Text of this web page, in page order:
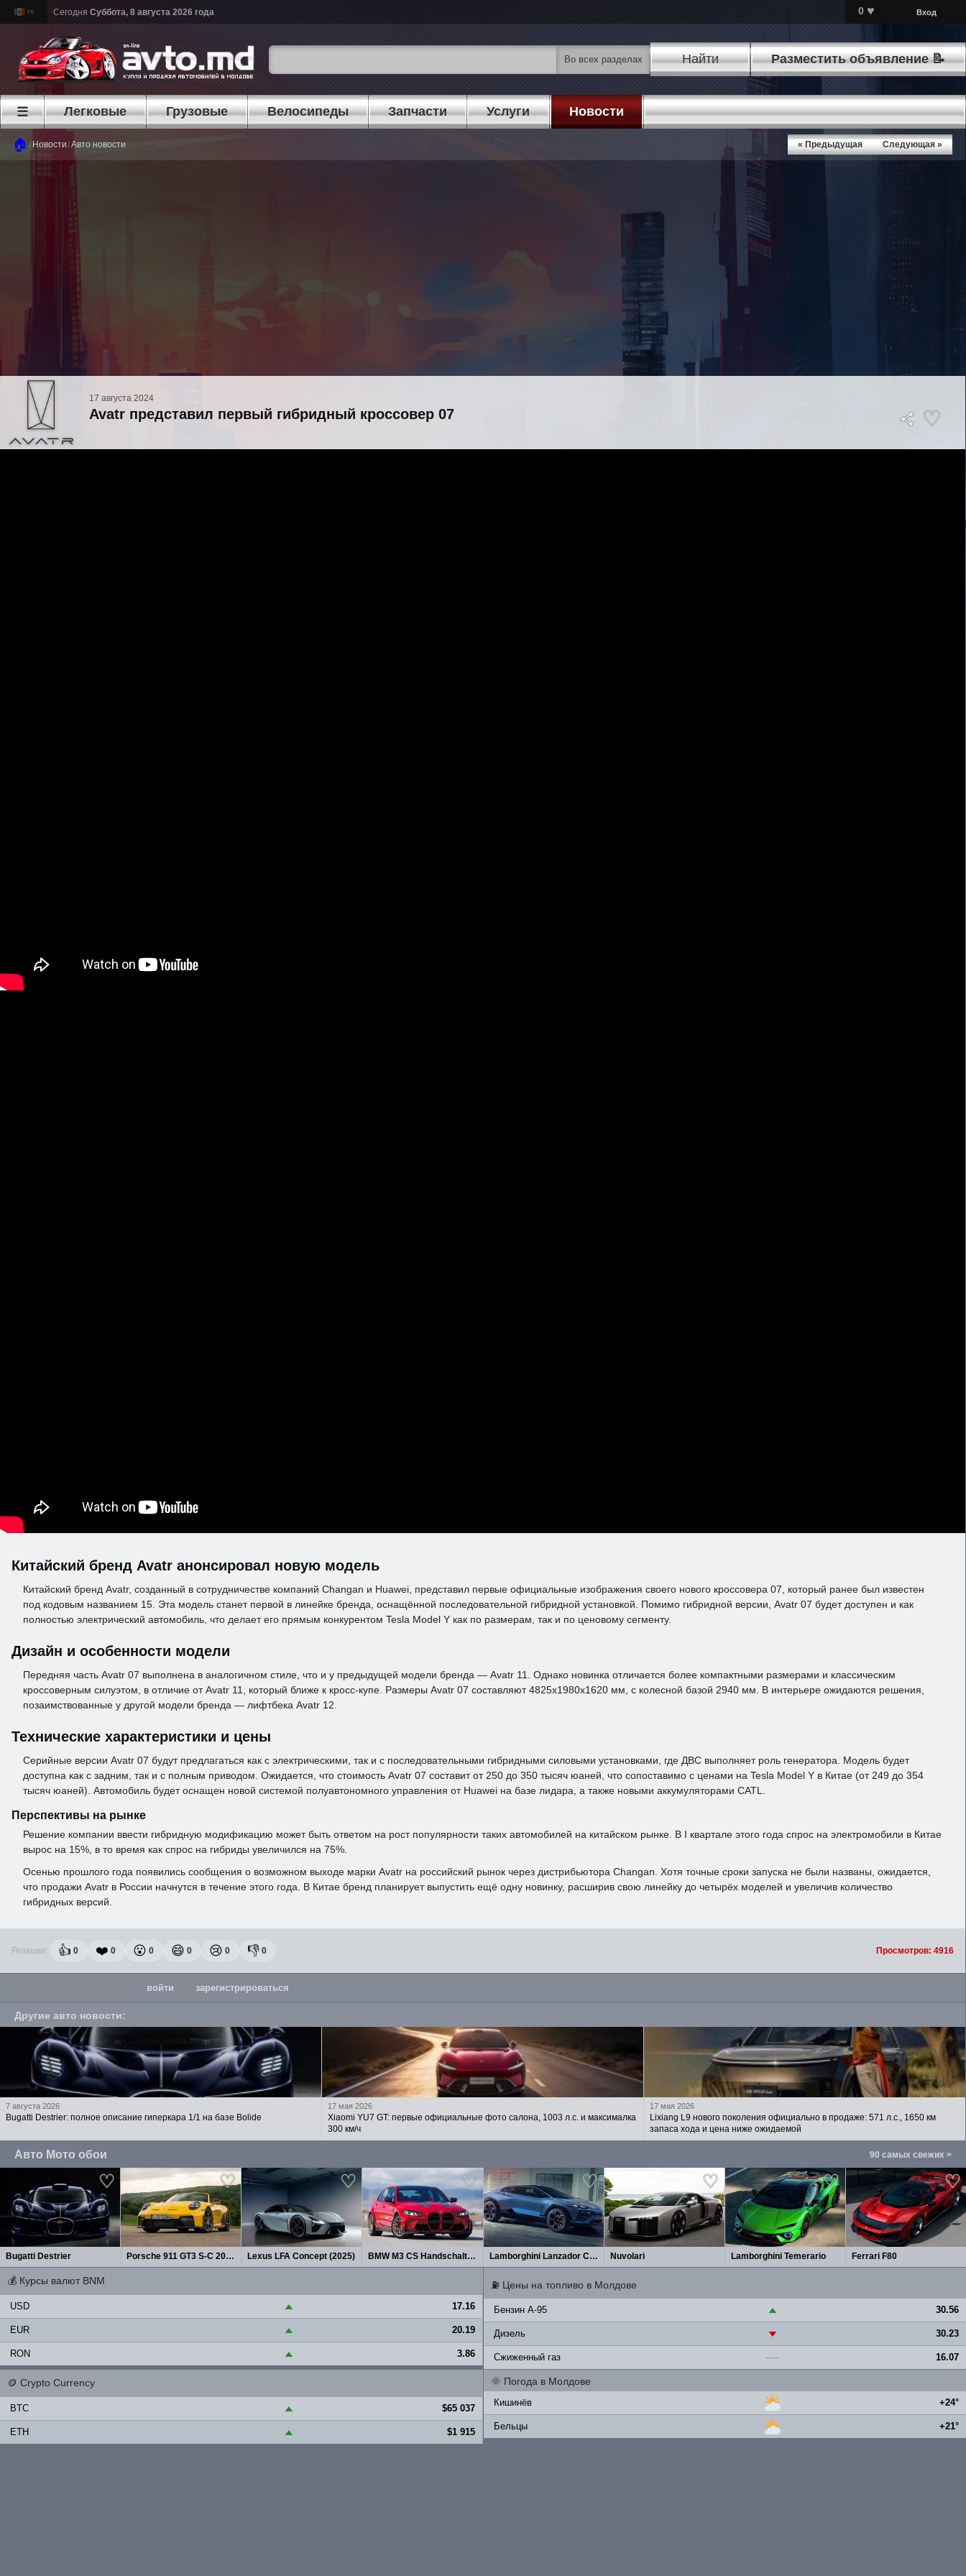
Сегодня Суббота, 8 августа 2026 года 0 ♥ Вход
Найти Разместить объявление 📝
☰ Легковые Грузовые Велосипеды Запчасти Услуги Новости
🏠 / Новости/Авто новости « Предыдущая Следующая »
17 августа 2024
Avatr представил первый гибридный кроссовер 07
Китайский бренд Avatr анонсировал новую модель
Китайский бренд Avatr, созданный в сотрудничестве компаний Changan и Huawei, представил первые официальные изображения своего нового кроссовера 07, который ранее был известен
под кодовым названием 15. Эта модель станет первой в линейке бренда, оснащённой последовательной гибридной установкой. Помимо гибридной версии, Avatr 07 будет доступен и как
полностью электрический автомобиль, что делает его прямым конкурентом Tesla Model Y как по размерам, так и по ценовому сегменту.
Дизайн и особенности модели
Передняя часть Avatr 07 выполнена в аналогичном стиле, что и у предыдущей модели бренда — Avatr 11. Однако новинка отличается более компактными размерами и классическим
кроссоверным силуэтом, в отличие от Avatr 11, который ближе к кросс-купе. Размеры Avatr 07 составляют 4825х1980х1620 мм, с колесной базой 2940 мм. В интерьере ожидаются решения,
позаимствованные у другой модели бренда — лифтбека Avatr 12.
Технические характеристики и цены
Серийные версии Avatr 07 будут предлагаться как с электрическими, так и с последовательными гибридными силовыми установками, где ДВС выполняет роль генератора. Модель будет
доступна как с задним, так и с полным приводом. Ожидается, что стоимость Avatr 07 составит от 250 до 350 тысяч юаней, что сопоставимо с ценами на Tesla Model Y в Китае (от 249 до 354
тысяч юаней). Автомобиль будет оснащен новой системой полуавтономного управления от Huawei на базе лидара, а также новыми аккумуляторами CATL.
Перспективы на рынке
Решение компании ввести гибридную модификацию может быть ответом на рост популярности таких автомобилей на китайском рынке. В I квартале этого года спрос на электромобили в Китае
вырос на 15%, в то время как спрос на гибриды увеличился на 75%.
Осенью прошлого года появились сообщения о возможном выходе марки Avatr на российский рынок через дистрибьютора Changan. Хотя точные сроки запуска не были названы, ожидается,
что продажи Avatr в России начнутся в течение этого года. В Китае бренд планирует выпустить ещё одну новинку, расширив свою линейку до четырёх моделей и увеличив количество
гибридных версий.
Реакции: 👍 0 ❤️ 0 😮 0 😄 0 😢 0 👎 0 Просмотров: 4916
войти зарегистрироваться
Другие авто новости:
7 августа 2026
Bugatti Destrier: полное описание гиперкара 1/1 на базе Bolide
17 мая 2026
Xiaomi YU7 GT: первые официальные фото салона, 1003 л.с. и максималка
300 км/ч
17 мая 2026
Lixiang L9 нового поколения официально в продаже: 571 л.с., 1650 км
запаса хода и цена ниже ожидаемой
Авто Мото обои 90 самых свежих >
Bugatti Destrier Porsche 911 GT3 S-C 2027 Lexus LFA Concept (2025) BMW M3 CS Handschalter (2027) Lamborghini Lanzador Concept 2026 Nuvolari Lamborghini Temerario Ferrari F80
💰 Курсы валют BNM
USD ▲ 17.16
EUR ▲ 20.19
RON ▲ 3.86
⛽ Цены на топливо в Молдове
Бензин A-95 ▲ 30.56
Дизель ▼ 30.23
Сжиженный газ — 16.07
🪙 Crypto Currency
BTC ▲ $65 037
ETH ▲ $1 915
🌞 Погода в Молдове
Кишинёв +24°
Бельцы +21°